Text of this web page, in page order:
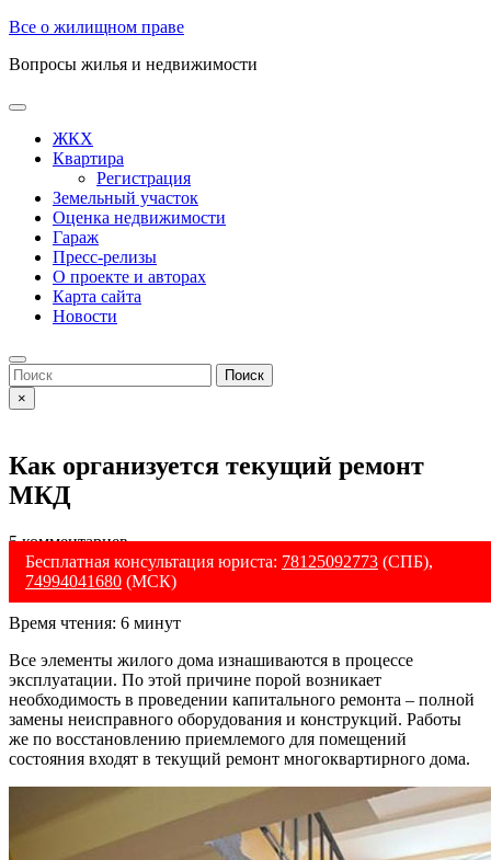
Skip
content
Все о жилищном праве
Вопросы жилья и недвижимости
Open
ButtonЖКХ
Квартира
Регистрация
Земельный участок
Оценка недвижимости
Гараж
Пресс-релизы
О проекте и авторах
Карта сайта
Новости
Close
Button
Search
for:
×
Как организуется текущий ремонт
МКД
5 комментариев
Бесплатная консультация юриста: 78125092773 (СПБ),
74994041680 (МСК)
Время чтения: 6 минут
Все элементы жилого дома изнашиваются в процессе
эксплуатации. По этой причине порой возникает
необходимость в проведении капитального ремонта – полной
замены неисправного оборудования и конструкций. Работы
же по восстановлению приемлемого для помещений
состояния входят в текущий ремонт многоквартирного дома.